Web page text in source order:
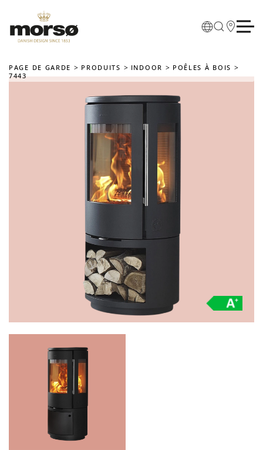
Skip to main content
PAGE DE GARDE PRODUITS INDOOR
POÊLES À BOIS
7443